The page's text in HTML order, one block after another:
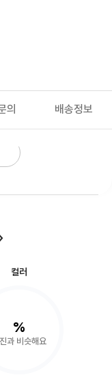
의 배송정보
컬러
%
과 비슷해요